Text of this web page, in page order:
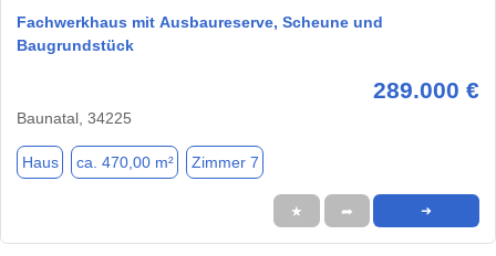
Fachwerkhaus mit Ausbaureserve, Scheune und
Baugrundstück
289.000 €
Baunatal, 34225
Haus ca. 470,00 m² Zimmer 7
★ ➦ ➜